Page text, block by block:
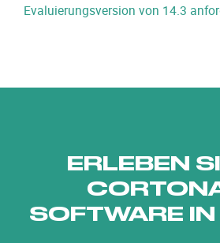
Evaluierungsversion von 14.3
ERLEBEN
SOFTWARE